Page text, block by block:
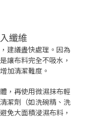
纖維
建議盡快處理。因為
讓布料完全不吸水，
加清潔難度。
，再使用微濕抹布輕
潔劑（如洗碗精、洗
免大面積浸濕布料，